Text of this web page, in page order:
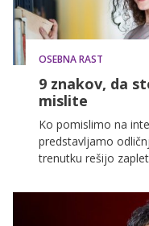
OSEBNA RAST
9 znakov, da
mislite
Ko pomislimo na
predstavljamo
trenutku rešijo